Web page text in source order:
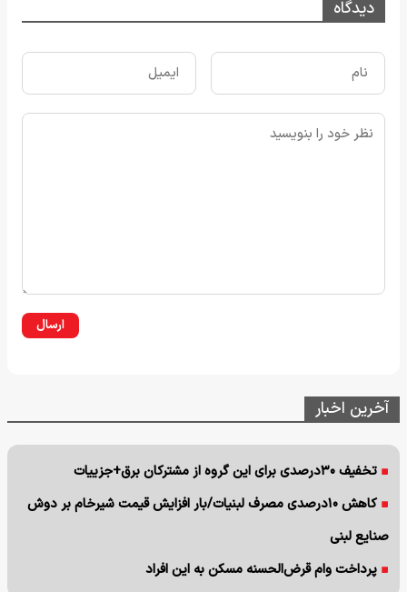
دیدگاه
ارسال
آخرین اخبار
تخفیف ۳۰درصدی برای این گروه از مشترکان برق+جزییات
کاهش ۱۰درصدی مصرف لبنیات/بار افزایش قیمت شیرخام بر دوش
صنایع لبنی
پرداخت وام قرض‌الحسنه مسکن به این افراد